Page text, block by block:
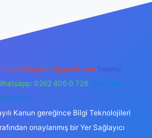
backlinkpaneli@gmail.com Teams:
0262 606 0 726 Telegram:
@karabul
Kanun gereğince Bilgi Teknolojileri
onaylanmış bir Yer Sağlayıcı